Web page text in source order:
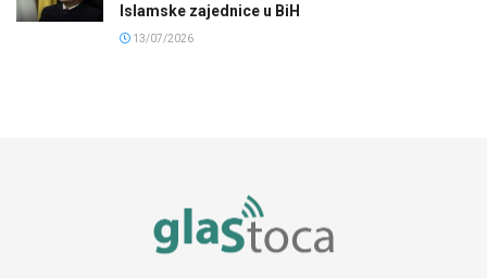
Islamske zajednice u BiH
13/07/2026